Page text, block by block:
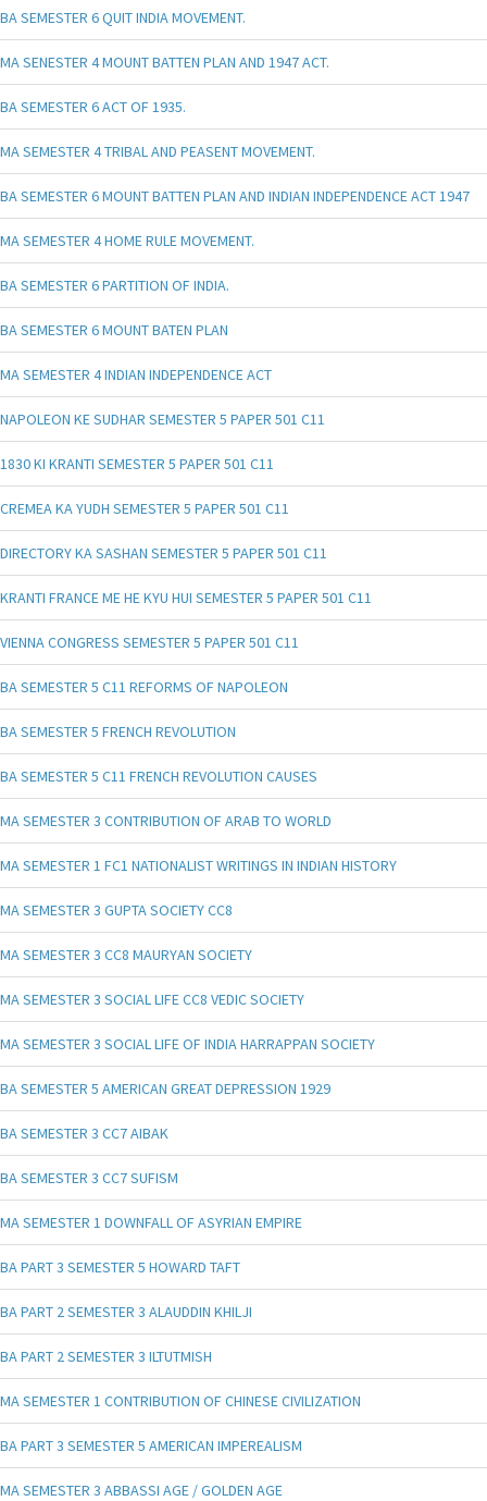
BA SEMESTER 6 QUIT INDIA MOVEMENT.
MA SENESTER 4 MOUNT BATTEN PLAN AND 1947 ACT.
BA SEMESTER 6 ACT OF 1935.
MA SEMESTER 4 TRIBAL AND PEASENT MOVEMENT.
BA SEMESTER 6 MOUNT BATTEN PLAN AND INDIAN INDEPENDENCE ACT 1947
MA SEMESTER 4 HOME RULE MOVEMENT.
BA SEMESTER 6 PARTITION OF INDIA.
BA SEMESTER 6 MOUNT BATEN PLAN
MA SEMESTER 4 INDIAN INDEPENDENCE ACT
NAPOLEON KE SUDHAR SEMESTER 5 PAPER 501 C11
1830 KI KRANTI SEMESTER 5 PAPER 501 C11
CREMEA KA YUDH SEMESTER 5 PAPER 501 C11
DIRECTORY KA SASHAN SEMESTER 5 PAPER 501 C11
KRANTI FRANCE ME HE KYU HUI SEMESTER 5 PAPER 501 C11
VIENNA CONGRESS SEMESTER 5 PAPER 501 C11
BA SEMESTER 5 C11 REFORMS OF NAPOLEON
BA SEMESTER 5 FRENCH REVOLUTION
BA SEMESTER 5 C11 FRENCH REVOLUTION CAUSES
MA SEMESTER 3 CONTRIBUTION OF ARAB TO WORLD
MA SEMESTER 1 FC1 NATIONALIST WRITINGS IN INDIAN HISTORY
MA SEMESTER 3 GUPTA SOCIETY CC8
MA SEMESTER 3 CC8 MAURYAN SOCIETY
MA SEMESTER 3 SOCIAL LIFE CC8 VEDIC SOCIETY
MA SEMESTER 3 SOCIAL LIFE OF INDIA HARRAPPAN SOCIETY
BA SEMESTER 5 AMERICAN GREAT DEPRESSION 1929
BA SEMESTER 3 CC7 AIBAK
BA SEMESTER 3 CC7 SUFISM
MA SEMESTER 1 DOWNFALL OF ASYRIAN EMPIRE
BA PART 3 SEMESTER 5 HOWARD TAFT
BA PART 2 SEMESTER 3 ALAUDDIN KHILJI
BA PART 2 SEMESTER 3 ILTUTMISH
MA SEMESTER 1 CONTRIBUTION OF CHINESE CIVILIZATION
BA PART 3 SEMESTER 5 AMERICAN IMPEREALISM
MA SEMESTER 3 ABBASSI AGE / GOLDEN AGE